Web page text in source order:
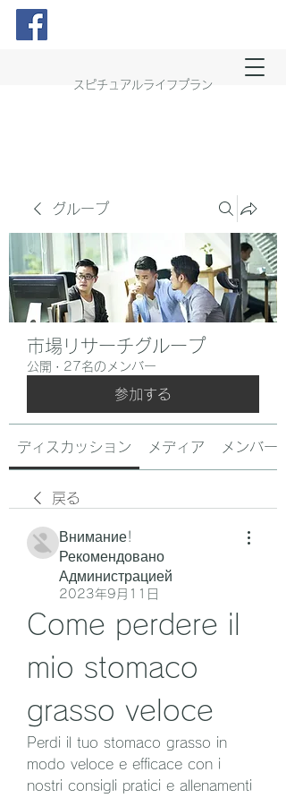
スピチュアルライフプラン
グループ
市場リサーチグループ
公開 · 27名のメンバー
参加する
ディスカッション メディア メンバー
戻る
Внимание!
Рекомендовано
Администрацией
2023年9月11日
Come perdere il
mio stomaco
grasso veloce
Perdi il tuo stomaco grasso in
modo veloce e efficace con i
nostri consigli pratici e allenamenti